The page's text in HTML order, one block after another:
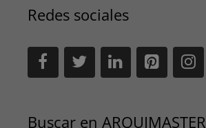
Redes sociales
Buscar en ARQUIMASTER